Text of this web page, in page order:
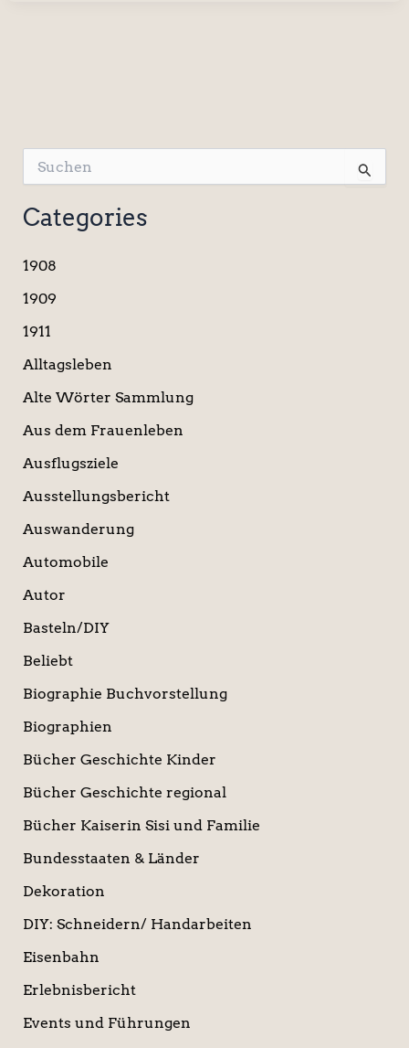
u
c
h
n
a
h
Categories
1908
1909
1911
Alltagsleben
Alte Wörter Sammlung
Aus dem Frauenleben
Ausflugsziele
Ausstellungsbericht
Auswanderung
Automobile
Autor
Basteln/DIY
Beliebt
Biographie Buchvorstellung
Biographien
Bücher Geschichte Kinder
Bücher Geschichte regional
Bücher Kaiserin Sisi und Familie
Bundesstaaten & Länder
Dekoration
DIY: Schneidern/ Handarbeiten
Eisenbahn
Erlebnisbericht
Events und Führungen